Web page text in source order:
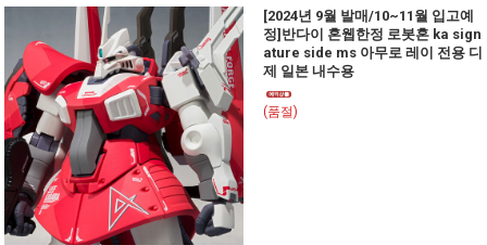
[2024년 9월 발매/10~11월 입고예
정]반다이 혼웹한정 로봇혼 ka sign
ature side ms 아무로 레이 전용 디
제 일본 내수용
(품절)